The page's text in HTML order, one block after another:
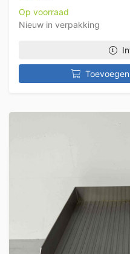
Op voorraad
Nieuw in verpakking